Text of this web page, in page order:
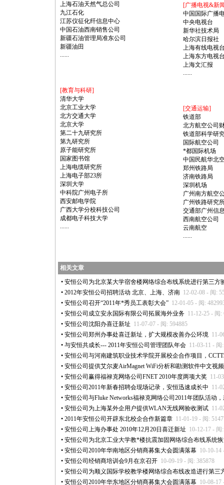
上海石油天然气总公司
九江石化
江苏仪征化纤信息中心
中国石油西南销售公司
新疆石油管理局准东公司
新疆油田
......
[教育与科研]
清华大学
北京工业大学
北方交通大学
北京大学
第二十九研究所
第九研究所
原子能研究所
国家图书馆
上海电缆研究所
上海电子部23所
深圳大学
中科院广州电子所
西安邮电学院
广西大学分校科技公司
成都电子科技大学
......
[广播电视&新
中国国际广播
中央电视台
新华社技术局
哈尔滨日报社
上海有线电视
上海东方电视
上海文汇报
......
[交通运输]
铁道部
北方航空公司
铁道部科学研
国际航空公司
*都国际机场
中国民航华北
郑州铁路局
济南铁路局
深圳机场
广州南方航空
广州铁路研究
交通部广州信
西南航空公司
云南航空
......
相关文章
• 安恒公司为北京某大学宿舍楼网络综合布线系统进行第三方
• 2012年安恒公司招聘活动 北京、上海、济南 12-02-08 - 阅:
• 安恒公司召开“2011年*秀员工表彰大会” 12-01-05 - 阅:
• 安恒公司成立安永国际有限公司拓展海外业务 11-12-25 - 阅:
• 安恒公司沈阳办喜迁新址 11-07-07 - 阅: 594885
• 安恒公司郑州办事处喜迁新址，扩大规模改善办公环境 11-
• 与安恒共成长--- 2011年安恒公司管理团队年会 11-03-11 - 阅
• 安恒公司与河南建筑职业技术学院开展校企合作项目，
• 安恒公司提供艾尔麦AirMagnet WiFi分析和勘测软件中文视
• 安恒公司赢得福禄克网络公司FNET 2010年度两项大奖 11-
• 安恒公司2011年新春招聘会现场记录，安恒迅速成长中 11-
• 安恒公司与Fluke Networks福禄克网络公司2011年团队活动
• 安恒公司为上海某外企用户提供WLAN无线网验收测试 11-
• 2011年安恒公司开辟东北校企合作新篇章 11-01-19 - 阅:
• 安恒公司上海办事处 2010年12月20日喜迁新址 10-12-17 - 阅
• 安恒公司为北京工业大学教*楼抗震加固网络综合布线系统
• 安恒公司2010年华南地区分销商募集大会圆满落幕 10-10-14
• 安恒公司经销商培训会9月在京召开 10-09-19 - 阅: 385878
• 安恒公司为顺义国际学校教学楼网络综合布线改造进行第三
• 安恒公司2010年华东地区分销商募集大会圆满落幕 10-08-17